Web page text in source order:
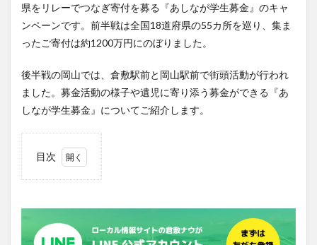
県をリレーでつなぎ寄付を募る『あしなが学生募金』のキャ
ンペーンです。前半戦は全国18道府県の55カ所を巡り、集ま
ったご寄付は約1200万円にのぼりました。
後半戦の岡山では、倉敷駅前と岡山駅前で街頭活動が行われ
ました。募金活動の様子や遺児に寄り添う募金ができる『あ
しなが学生募金』についてご紹介します。
目次
金』と
は？